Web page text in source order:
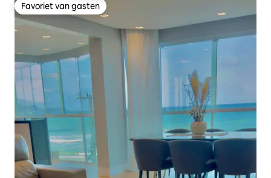
Favoriet van gasten
Favoriet van gasten